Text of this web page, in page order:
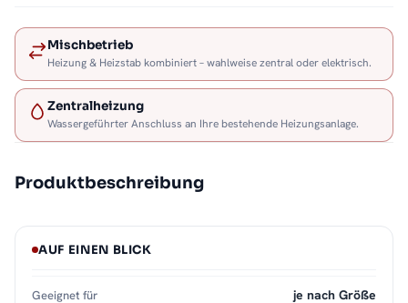
Mischbetrieb
Heizung & Heizstab kombiniert – wahlweise zentral oder elektrisch.
Zentralheizung
Wassergeführter Anschluss an Ihre bestehende Heizungsanlage.
Produktbeschreibung
AUF EINEN BLICK
Geeignet für je nach Größe